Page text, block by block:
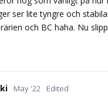
ser lite tyngre och
och BC haha. Nu
May '22 Edited